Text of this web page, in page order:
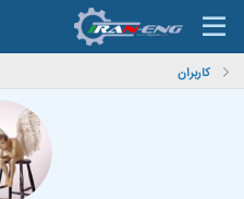
کاربران